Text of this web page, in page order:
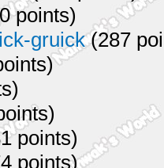
points)
gruick(287
points)
points)